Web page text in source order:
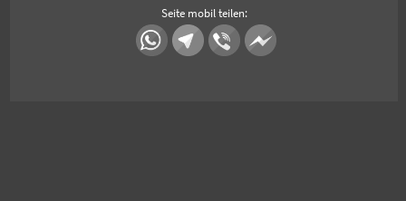
Seite mobil teilen: